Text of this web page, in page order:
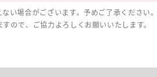
い場合がございます。予めご了承ください。
ので、ご協力よろしくお願いいたします。